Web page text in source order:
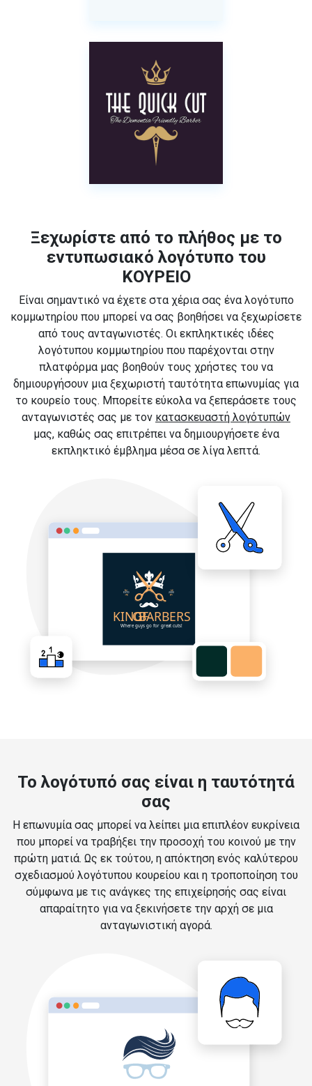
Ξεχωρίστε από το πλήθος με το
εντυπωσιακό λογότυπο του
ΚΟΥΡΕΙΟ
Είναι σημαντικό να έχετε στα χέρια σας ένα λογότυπο
κομμωτηρίου που μπορεί να σας βοηθήσει να ξεχωρίσετε
από τους ανταγωνιστές. Οι εκπληκτικές ιδέες
λογότυπου κομμωτηρίου που παρέχονται στην
πλατφόρμα μας βοηθούν τους χρήστες του να
δημιουργήσουν μια ξεχωριστή ταυτότητα επωνυμίας για
το κουρείο τους. Μπορείτε εύκολα να ξεπεράσετε τους
ανταγωνιστές σας με τον κατασκευαστή λογότυπών
μας, καθώς σας επιτρέπει να δημιουργήσετε ένα
εκπληκτικό έμβλημα μέσα σε λίγα λεπτά.
Το λογότυπό σας είναι η ταυτότητά
σας
Η επωνυμία σας μπορεί να λείπει μια επιπλέον ευκρίνεια
που μπορεί να τραβήξει την προσοχή του κοινού με την
πρώτη ματιά. Ως εκ τούτου, η απόκτηση ενός καλύτερου
σχεδιασμού λογότυπου κουρείου και η τροποποίηση του
σύμφωνα με τις ανάγκες της επιχείρησής σας είναι
απαραίτητο για να ξεκινήσετε την αρχή σε μια
ανταγωνιστική αγορά.